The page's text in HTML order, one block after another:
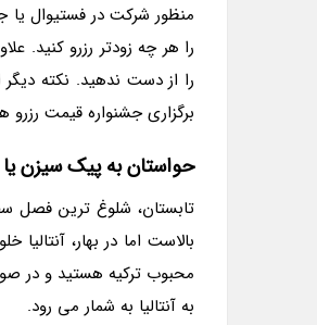
منظور شرکت در فستیوال یا
را هر چه زودتر رزرو کنید.
را از دست ندهید. نکته
برگزاری جشنواره قیمت رزرو
حواستان به پیک سیزن
تابستان، شلوغ ترین فصل
بالاست اما در بهار،
محبوب ترکیه هستید و در
به آنتالیا به شمار می رود.